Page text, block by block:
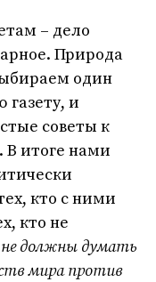
– дело
Природа
один
и
советы к
итоге нами
кто с ними
кто не
не должны думать
мира против